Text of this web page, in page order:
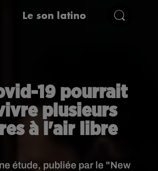
Le son latino
19 pourrait
plusieurs
à l'air libre
étude, publiée par le "New